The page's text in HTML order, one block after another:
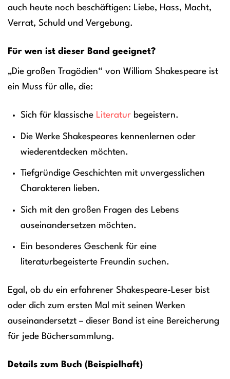
auch heute noch beschäftigen: Liebe, Hass, Macht,
Verrat, Schuld und Vergebung.
Für wen ist dieser Band geeignet?
„Die großen Tragödien“ von William Shakespeare ist
ein Muss für alle, die:
Sich für klassische Literaturbegeistern.
Die Werke Shakespeares kennenlernen oder
wiederentdecken möchten.
Tiefgründige Geschichten mit unvergesslichen
Charakteren lieben.
Sich mit den großen Fragen des Lebens
auseinandersetzen möchten.
Ein besonderes Geschenk für eine
literaturbegeisterte Freundin suchen.
Egal, ob du ein erfahrener Shakespeare-Leser bist
oder dich zum ersten Mal mit seinen Werken
auseinandersetzt – dieser Band ist eine Bereicherung
für jede Büchersammlung.
Details zum Buch (Beispielhaft)